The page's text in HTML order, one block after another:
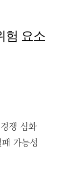
험 요소
쟁 심화
가능성